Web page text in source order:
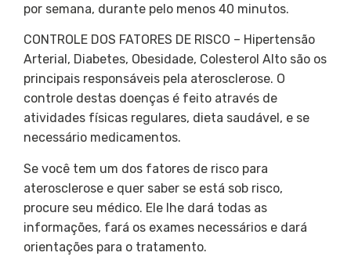
por semana, durante pelo menos 40 minutos.
CONTROLE DOS FATORES DE RISCO – Hipertensão
Arterial, Diabetes, Obesidade, Colesterol Alto são os
principais responsáveis pela aterosclerose. O
controle destas doenças é feito através de
atividades físicas regulares, dieta saudável, e se
necessário medicamentos.
Se você tem um dos fatores de risco para
aterosclerose e quer saber se está sob risco,
procure seu médico. Ele lhe dará todas as
informações, fará os exames necessários e dará
orientações para o tratamento.